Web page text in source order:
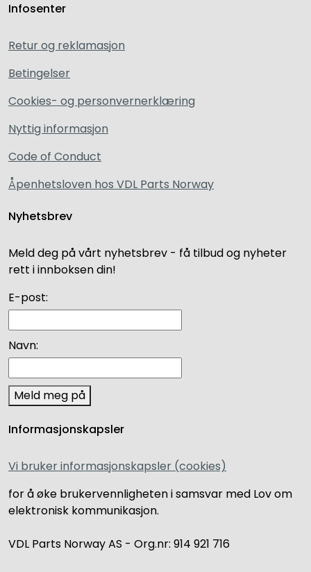
Infosenter
Retur og reklamasjon
Betingelser
Cookies- og personvernerklæring
Nyttig informasjon
Code of Conduct
Åpenhetsloven hos VDL Parts Norway
Nyhetsbrev
Meld deg på vårt nyhetsbrev - få tilbud og nyheter
rett i innboksen din!
E-post:
Navn:
Meld meg på
Informasjonskapsler
Vi bruker informasjonskapsler (cookies)
for å øke brukervennligheten i samsvar med Lov om
elektronisk kommunikasjon.
VDL Parts Norway AS - Org.nr: 914 921 716